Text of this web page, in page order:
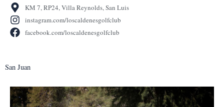
KM 7, RP24, Villa Reynolds, San Luis
instagram.com/loscaldenesgolfclub
facebook.com/loscaldenesgolfclub
San Juan